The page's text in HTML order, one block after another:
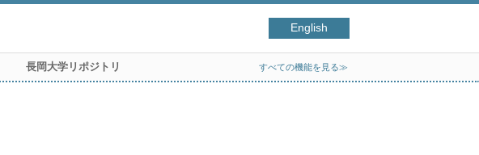
English
長岡大学リポジトリ すべての機能を見る≫